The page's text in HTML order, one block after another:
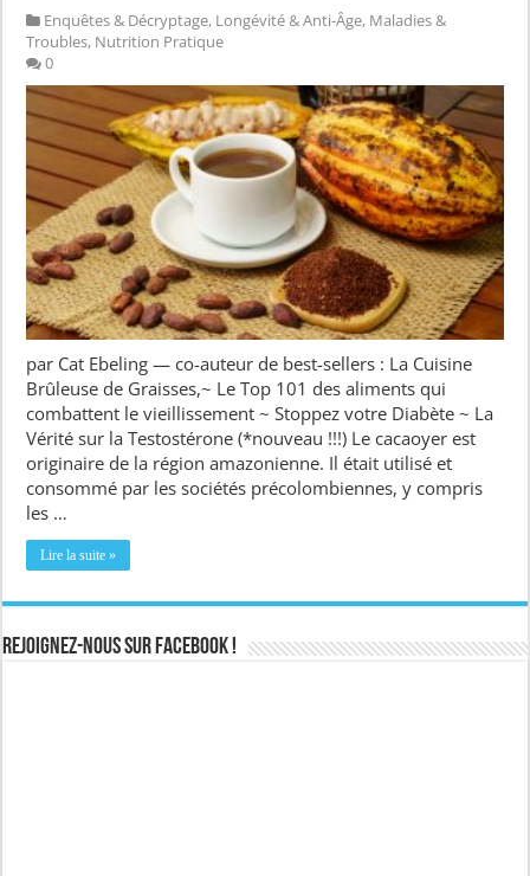
Enquêtes & Décryptage, Longévité & Anti-Âge, Maladies &
Troubles, Nutrition Pratique
0
par Cat Ebeling — co-auteur de best-sellers : La Cuisine
Brûleuse de Graisses,~ Le Top 101 des aliments qui
combattent le vieillissement ~ Stoppez votre Diabète ~ La
Vérité sur la Testostérone (*nouveau !!!) Le cacaoyer est
originaire de la région amazonienne. Il était utilisé et
consommé par les sociétés précolombiennes, y compris
les …
Lire la suite »
Rejoignez-nous sur Facebook !